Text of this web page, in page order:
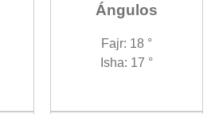
Ángulos
Fajr: 18 °
Isha: 17 °